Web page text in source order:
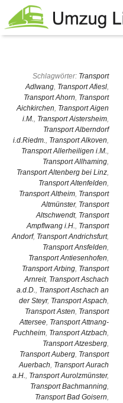
Schlagwörter: Transport
Adlwang, Transport Afiesl,
Transport Ahorn, Transport
Aichkirchen, Transport Aigen
i.M., Transport Aistersheim,
Transport Alberndorf
i.d.Riedm., Transport Alkoven,
Transport Allerheiligen i.M.,
Transport Allhaming,
Transport Altenberg bei Linz,
Transport Altenfelden,
Transport Altheim, Transport
Altmünster, Transport
Altschwendt, Transport
Ampflwang i.H., Transport
Andorf, Transport Andrichsfurt,
Transport Ansfelden,
Transport Antiesenhofen,
Transport Arbing, Transport
Arnreit, Transport Aschach
a.d.D., Transport Aschach an
der Steyr, Transport Aspach,
Transport Asten, Transport
Attersee, Transport Attnang-
Puchheim, Transport Atzbach,
Transport Atzesberg,
Transport Auberg, Transport
Auerbach, Transport Aurach
a.H., Transport Aurolzmünster,
Transport Bachmanning,
Transport Bad Goisern,